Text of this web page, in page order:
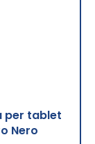
per tablet
Nero